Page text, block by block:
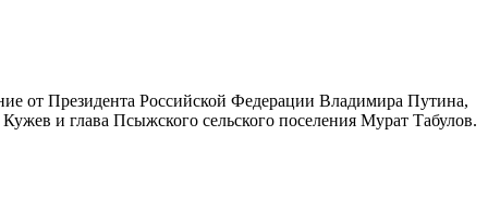
от Президента Российской Федерации Владимира Путина,
и глава Псыжского сельского поселения Мурат Табулов.